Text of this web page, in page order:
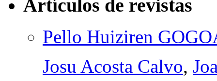
Artículos de revistas
Pello Huiziren
Josu Acosta Calvo,